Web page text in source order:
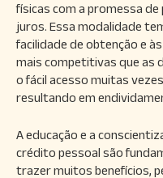
físicas com a promessa
juros. Essa modalidade
facilidade de obtenção e
mais competitivas que as
o fácil acesso muitas
resultando em
A educação e a
crédito pessoal são
trazer muitos benefícios,